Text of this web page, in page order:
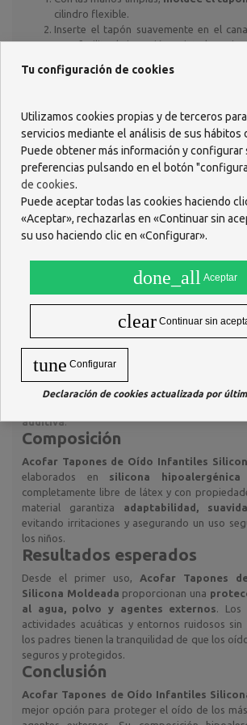
cilindro flexible.
Inserte el tapón suavemente en el
Para facilitar la inserción, sujete la oreja
Acomode el tapónhasta lograr una
Un uso correcto garantizaprotección
polvo y agentes irritantesdurante toda la
¿Qué beneficios tiene su
Acofar Tapones de Oído Infantiles
ofrecen múltiples ventajas:
Protección auditiva completa:evitan
cloro y partículas externas.
perfectamente al oído, evitando molestias.
Seguridad e higiene:materiales
Facilidad de uso:
los niños pueden
cómoda y sencilla con ayuda de un adulto.
Versatilidad:aptos para natación, baño,
libre o entornos ruidosos.
Con estos tapones, los padres pueden
auditiva.
Composición
Acofar Tapones de Oído Infantiles
elaborados en silicona hipoalergénica
completamente libre de látex y con
material garantiza adaptabilidad,
evitando irritaciones y asegurando un uso
los niños.
Resultados esperados
Desde el primer uso, Acofar Tapones
Silicona Moldeada proporcionan una
al agua, polvo y agentes externos .
actividades acuáticas y entornos ruidosos sin
los padres tienen la tranquilidad de que los
seguros y protegidos.
Conclusión
Acofar Tapones de Oído Infantiles
mejor opción para proteger el oído de los
Tu configuración de cookies
Utilizamos cookies propias y de terceros
servicios mediante el análisis de sus hábitos
Puede obtener más información y configurar
preferencias pulsando en el botón
de cookies.
Puede aceptar todas las cookies haciendo
«Aceptar», rechazarlas en «Continuar sin
su uso haciendo clic en «Configurar».
done_all Aceptar
clear Continuar sin
tune Configurar
Declaración de cookies actualizada por